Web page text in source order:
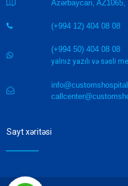
 Azərbaycan, AZ1065,
 (+994 12) 404 08 08

(+994 50) 404 08 08
yalnız yazılı və səsli

Sayt xəritəsi